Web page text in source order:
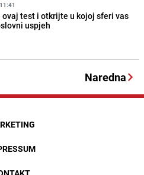
ovaj test i otkrijte u kojoj sferi vas
uspjeh
Naredna